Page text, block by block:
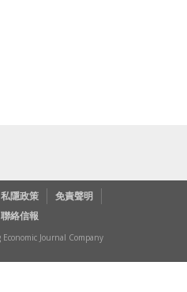
私隱政策
免責聲明
聯絡信報
Journal Company